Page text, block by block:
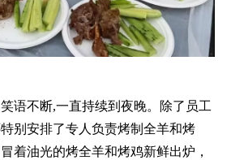
语不断,一直持续到夜晚。除了员工
别安排了专人负责烤制全羊和烤
着油光的烤全羊和烤鸡新鲜出炉，